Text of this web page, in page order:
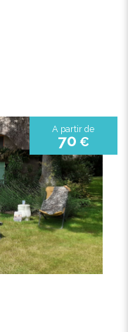
A partir de
70 €